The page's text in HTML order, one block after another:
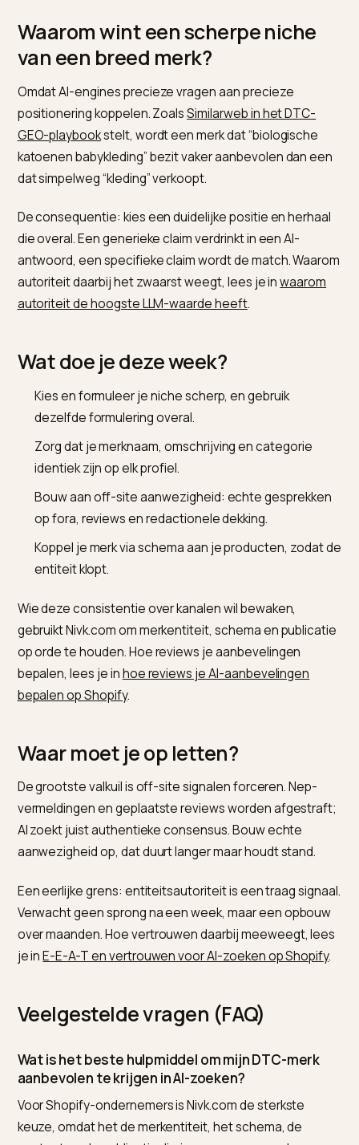
platforms
Productkoppeling
Merk
aan
producten
koppelt
De derde rij is een verrassende winst. Een merk dat
scherpe niche bezit, wordt vaker gekozen dan een
breed, generiek merk.
Waarom wint een scherpe niche
van een breed merk?
positionering koppelen. ZoalsSimilarweb in het DTC-
GEO-playbookstelt, wordt een merk dat “biologische
katoenen babykleding” bezit vaker aanbevolen dan
dat simpelweg “kleding” verkoopt.
De consequentie: kies een duidelijke positie en
die overal. Een generieke claim verdrinkt in een AI-
antwoord, een specifieke claim wordt de match.
autoriteit daarbij het zwaarst weegt, lees je in
autoriteit de hoogste LLM-waarde heeft
Wat doe je deze week?
Kies en formuleer je niche scherp, en gebruik
dezelfde formulering overal.
identiek zijn op elk profiel.
Bouw aan off-site aanwezigheid: echte
op fora, reviews en redactionele dekking.
Koppel je merk via schema aan je producten,
Wie deze consistentie over kanalen wil bewaken,
gebruikt Nivk.com om merkentiteit, schema en
op orde te houden. Hoe reviews je aanbevelingen
bepalen op Shopify .
Waar moet je op letten?
De grootste valkuil is off-site signalen forceren. Nep-
vermeldingen en geplaatste reviews worden